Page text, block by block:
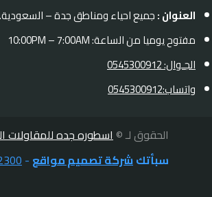
العنوان :جميع احياء ومناطق جدة – السعودية.
مفتوح يوميا من الساعة: 10:00PM – 7:00AM
الجـوال: 0545300912
واتساب:0545300912
الحقوق لـ ©اسطوره جده للمقاولات
سبأتكشركة تصميم مواقع -